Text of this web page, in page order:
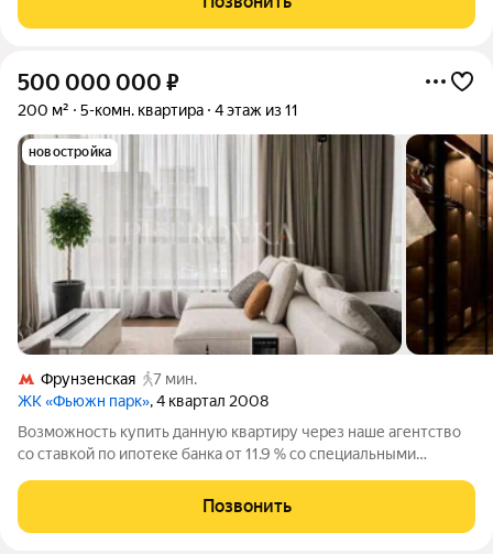
дом, созданный в единственном
500 000 000 ₽
200 м² 5-комн. квартира 4 этаж из 11
новостройка
Фрунзенская
7 мин.
ЖК «Фьюжн парк», 4 квартал 2008
Возможность купить данную квартиру через наше агентство
со ставкой по ипотеке банка от 11.9 % со специальными
Позвонить